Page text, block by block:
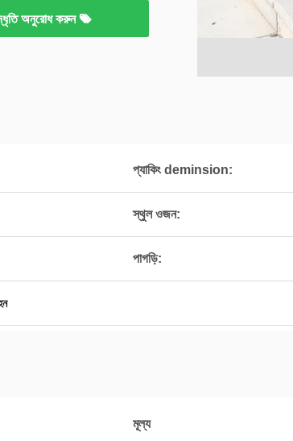
অনুরোধ করুন
প্যাকিং deminsion:
স্থুল ওজন:
পাগড়ি:
মূল্য